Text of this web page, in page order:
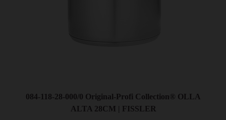
084-888-30-000/0 Original-Profi Collection® WOK
CON TAPA ABOVEDADA 30CM – 4.1L | FISSLER